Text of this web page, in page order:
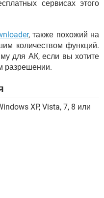
сервисах этого
, также похожий на
количеством функций.
для АК, если вы хотите
разрешении.
XP, Vista, 7, 8 или